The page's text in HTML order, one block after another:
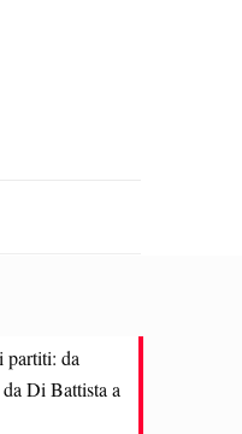
partiti: da
Di Battista a